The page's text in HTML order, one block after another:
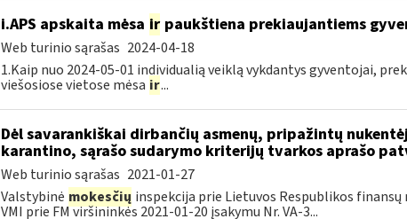
i.APS apskaita mėsa irpaukštiena prekiaujantiems
Web turinio sąrašas 2024-04-18
1.Kaip nuo 2024-05-01 individualią veiklą vykdantys gyventojai,
viešosiose vietose mėsa ir...
Dėl savarankiškai dirbančių asmenų, pripažintų
karantino, sąrašo sudarymo kriterijų tvarkos aprašo
Web turinio sąrašas 2021-01-27
Valstybinė mokesčių inspekcija prie Lietuvos Respublikos
VMI prie FM viršininkės 2021-01-20 įsakymu Nr. VA-3...